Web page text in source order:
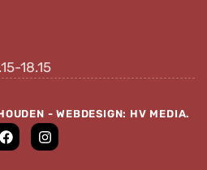
18.15
- WEBDESIGN: HV MEDIA.